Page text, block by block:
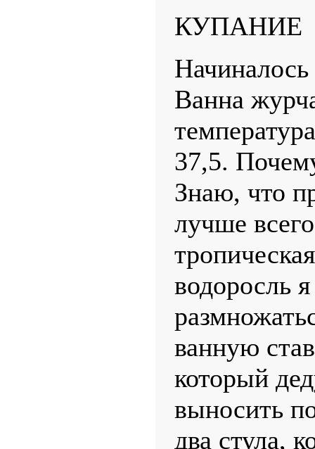
КУПАНИЕ
Ванна
37,5.
Знаю, что
лучше
водоросль
ванную
который
выносить
два стула,